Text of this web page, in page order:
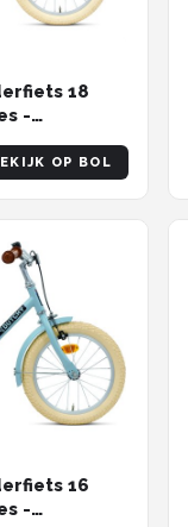
18
-
-
OP BOL
16
-